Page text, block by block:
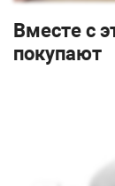
Вместе с
покупают